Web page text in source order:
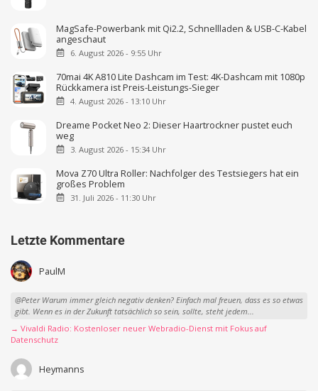
MagSafe-Powerbank mit Qi2.2, Schnellladen & USB-C-Kabel
angeschaut
6. August 2026 - 9:55 Uhr
70mai 4K A810 Lite Dashcam im Test: 4K-Dashcam mit 1080p
Rückkamera ist Preis-Leistungs-Sieger
4. August 2026 - 13:10 Uhr
Dreame Pocket Neo 2: Dieser Haartrockner pustet euch
weg
3. August 2026 - 15:34 Uhr
Mova Z70 Ultra Roller: Nachfolger des Testsiegers hat ein
großes Problem
31. Juli 2026 - 11:30 Uhr
Letzte Kommentare
PaulM
@Peter Warum immer gleich negativ denken? Einfach mal freuen, dass es so etwas
gibt. Wenn es in der Zukunft tatsächlich so sein, sollte, steht jedem...
→ Vivaldi Radio: Kostenloser neuer Webradio-Dienst mit Fokus auf
Datenschutz
Heymanns